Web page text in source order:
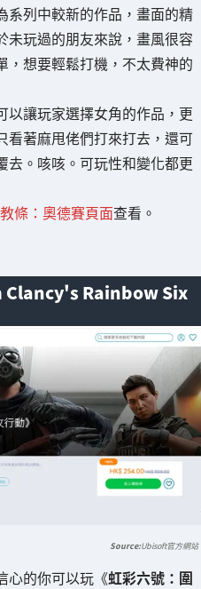
系列中較新的作品，畫面的精
未玩過的朋友來說，畫風很容
，想要輕鬆打機，不太費神的
以讓玩家選擇女角的作品，更
著麻甩佬們打來打去，還可
去。咳咳。可玩性和變化都更
條：奧德賽頁面查看。
Clancy's Rainbow Six
Ubisoft官方網站
心的你可以玩《虹彩六號：圍